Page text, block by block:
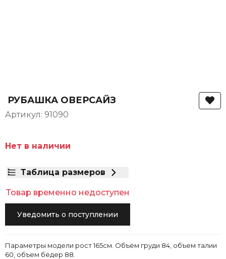
РУБАШКА ОВЕРСАЙЗ
Артикул: 91090
Нет в наличии
Таблица размеров
Товар временно недоступен
Уведомить о поступлении
Параметры модели рост 165см. Объём груди 84, объем талии
60, объем бёдер 88.